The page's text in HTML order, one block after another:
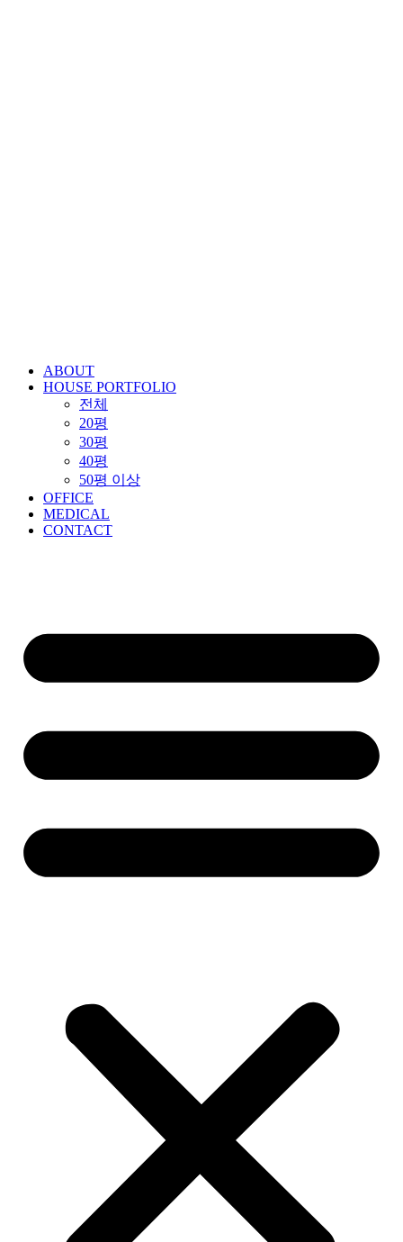
ABOUT
HOUSE PORTFOLIO
전체
20평
30평
40평
50평 이상
OFFICE
MEDICAL
CONTACT